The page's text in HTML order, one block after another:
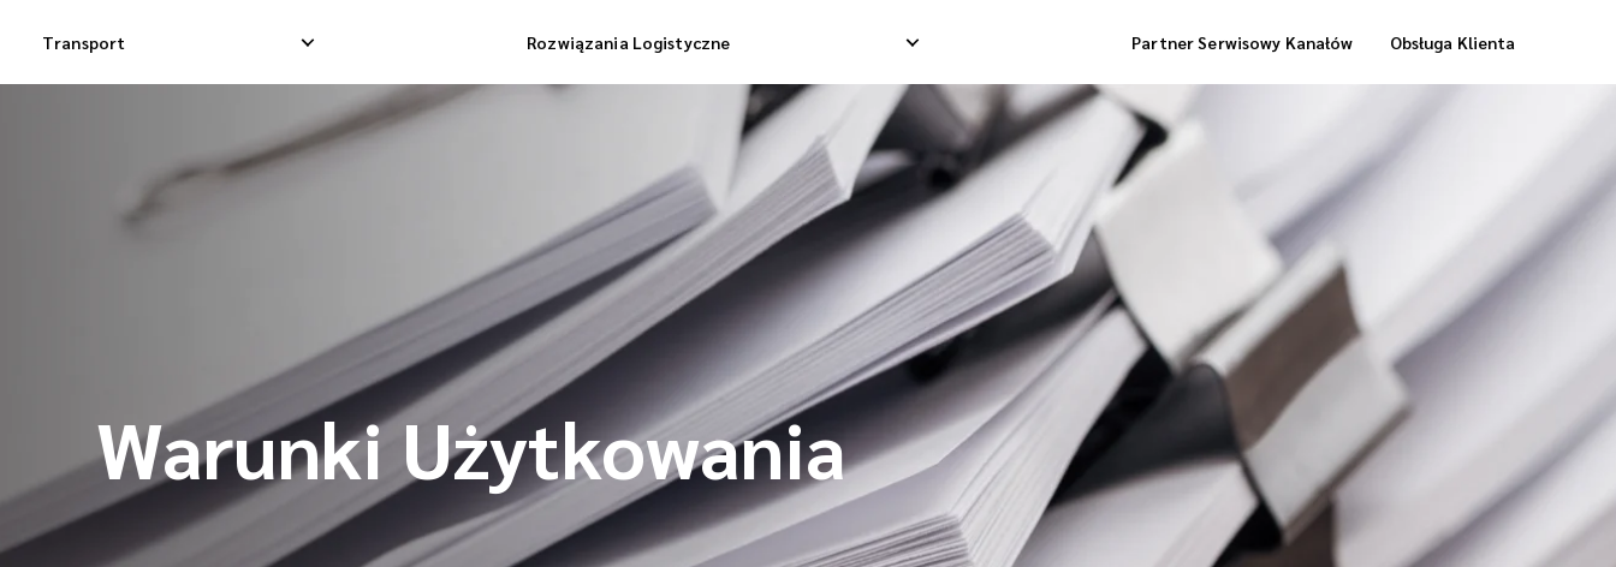
Transport Rozwiązania Logistyczne
Krajowa Dostawa Ekspresowa Międzynarodowa Dostawa Dropshippingowa
Międzynarodowa Dostawa Towarowa
Międzynarodowa Konsolidacja Wysyłek
Odbiór Zwrotny
Zarządzanie Zwrotami
Usługi Magazynowe
Dostawa Zrealizowanych Zamówień
Dostawa „Cool Box”
Partner Serwisowy Kanałów Obsługa Klienta
Warunki Użytkowania